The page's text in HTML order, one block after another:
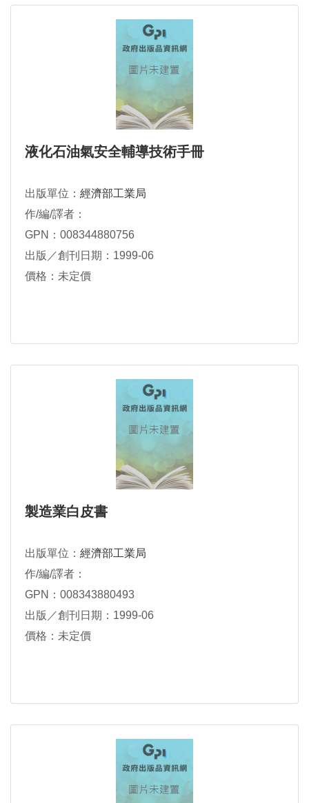
液化石油氣安全輔導技術手冊
出版單位： 經濟部工業局
作/編/譯者：
GPN：008344880756
出版／創刊日期：1999-06
價格：未定價
製造業白皮書
出版單位： 經濟部工業局
作/編/譯者：
GPN：008343880493
出版／創刊日期：1999-06
價格：未定價